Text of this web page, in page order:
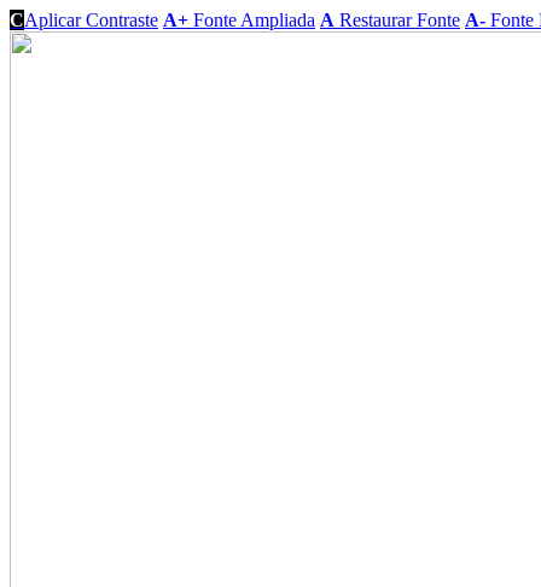
CAplicar Contraste A+ Fonte Ampliada A Restaurar Fonte A- Fonte